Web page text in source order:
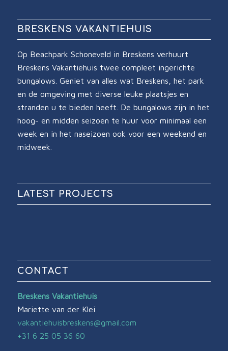
BRESKENS VAKANTIEHUIS
Op Beachpark Schoneveld in Breskens verhuurt
Breskens Vakantiehuis twee compleet ingerichte
bungalows. Geniet van alles wat Breskens, het park
en de omgeving met diverse leuke plaatsjes en
stranden u te bieden heeft. De bungalows zijn in het
hoog- en midden seizoen te huur voor minimaal een
week en in het naseizoen ook voor een weekend en
midweek.
LATEST PROJECTS
CONTACT
Breskens Vakantiehuis
Mariette van der Klei
vakantiehuisbreskens@gmail.com
+31 6 25 05 36 60